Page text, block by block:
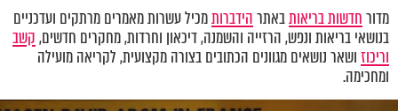
מדורחדשות בריאותבאתרהידברותמכיל עשרות מאמרים מרתקים ועדכניים
בנושאי בריאות ונפש,הרזייה והשמנה, דיכאון וחרדות,מחקרים חדשים,קשב
וריכוזושאר נושאים מגוונים הכתובים בצורה מקצועית, לקריאה מועילה
ומחכימה.